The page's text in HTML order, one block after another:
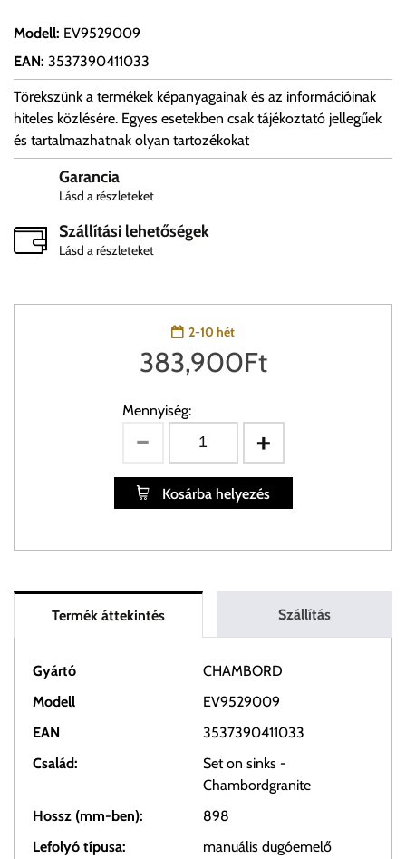
Modell: EV9529009
EAN: 3537390411033
Törekszünk a termékek képanyagainak és az információinak
hiteles közlésére. Egyes esetekben csak tájékoztató jellegűek
és tartalmazhatnak olyan tartozékokat
Garancia
Lásd a részleteket
Szállítási lehetőségek
Lásd a részleteket
2-10 hét
383,900Ft
Mennyiség:
Kosárba helyezés
Termék áttekintés Szállítás
Gyártó
CHAMBORD
Modell
EV9529009
EAN
3537390411033
Család:
Set on sinks -
Chambordgranite
Hossz (mm-ben):
898
Lefolyó típusa:
manuális dugóemelő